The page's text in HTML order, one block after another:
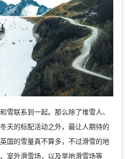
雪联系到一起。那么除了堆雪人、
天的标配活动之外，最让人期待的
国的雪量真不算多，不过滑雪的地
室外滑雪场，以及旱地滑雪场等